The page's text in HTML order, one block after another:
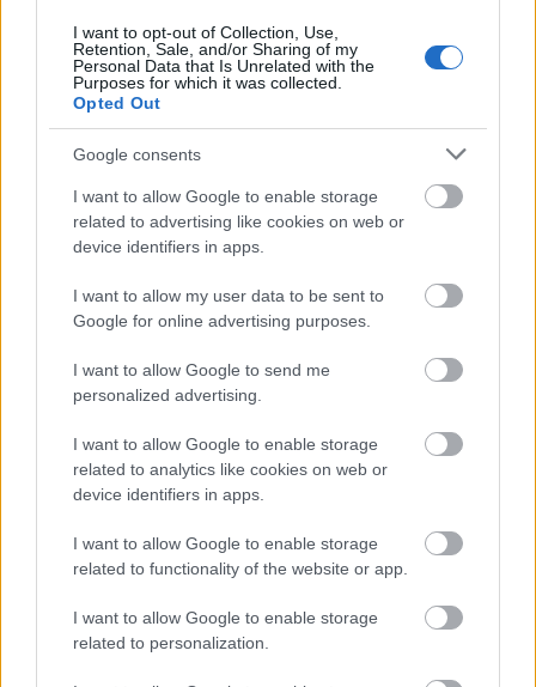
I want to opt-out of Collection, Use,
Retention, Sale, and/or Sharing of my
Personal Data that Is Unrelated with the
Purposes for which it was collected.
Opted Out
Google consents
I want to allow Google to enable storage
related to advertising like cookies on web or
device identifiers in apps.
I want to allow my user data to be sent to
Google for online advertising purposes.
I want to allow Google to send me
personalized advertising.
I want to allow Google to enable storage
related to analytics like cookies on web or
device identifiers in apps.
I want to allow Google to enable storage
related to functionality of the website or app.
I want to allow Google to enable storage
related to personalization.
Strabag, és Alstom nyertek, a Simornak, Alstomnak
utalt 100 millákért, Medgyessy féle
becsületrendekért cserébe, ma Mészáros és Garancsi
nyeri ingyen.
Ugyanúgy verseny nélkül.
alkalmaznak embereket, és a nyereségük egy részét
is itt költik el, szöges ellentétben az Alstommal és
Starabaggal akik postafordultával vitték haza az
Uniós pénzeket az elkúrók alatt.
6.Lenin
8 éve
@Magyarulaszlo:
"3. Szerintem az ország érdeke, hogy minél
független intézményrendszer védje a demokratikus
értékeket.
és egyetértek, abban, hogy ezt jó volna, ha még a
Fideszesek is egységesen belátnák ezt és végre
elzavarnánk a maffiát.